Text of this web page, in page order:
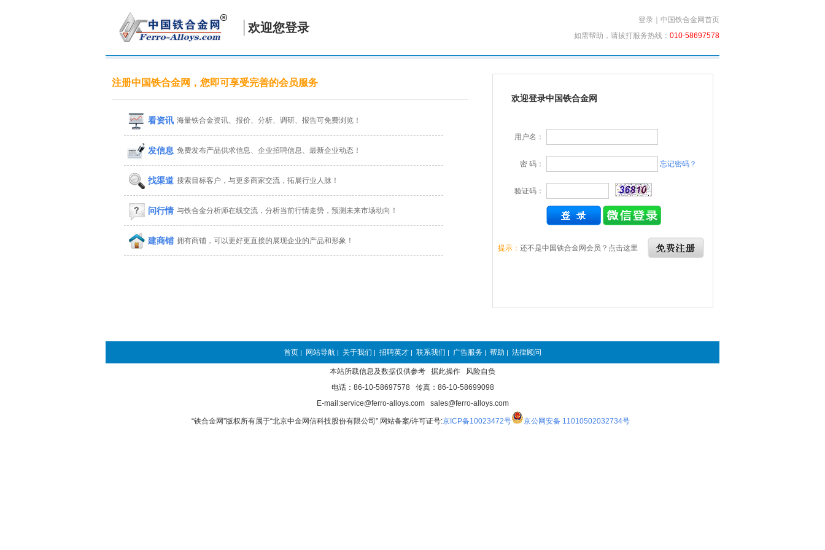
欢迎您登录
登录
中国铁合金网首页
如需帮助，请拔打服务热线： 010-58697578
注册中国铁合金网，您即可享受完善的会员服务
看资讯 海量铁合金资讯、报价、分析、调研、报告可免费浏览！
发信息 免费发布产品供求信息、企业招聘信息、最新企业动态！
找渠道 搜索目标客户，与更多商家交流，拓展行业人脉！
问行情 与铁合金分析师在线交流，分析当前行情走势，预测未来市场动向！
建商铺 拥有商铺，可以更好更直接的展现企业的产品和形象！
欢迎登录中国铁合金网
用户名：
密 码： 忘记密码？
验证码：
提示： 还不是中国铁合金网会员？点击这里
首页 | 网站导航 | 关于我们 | 招聘英才 | 联系我们 | 广告服务 | 帮助 | 法律顾问
本站所载信息及数据仅供参考 据此操作 风险自负
电话：86-10-58697578 传真：86-10-58699098
E-mail:service@ferro-alloys.com sales@ferro-alloys.com
“铁合金网”版权所有属于“北京中金网信科技股份有限公司” 网站备案/许可证号:京ICP备10023472号 京公网安备 11010502032734号